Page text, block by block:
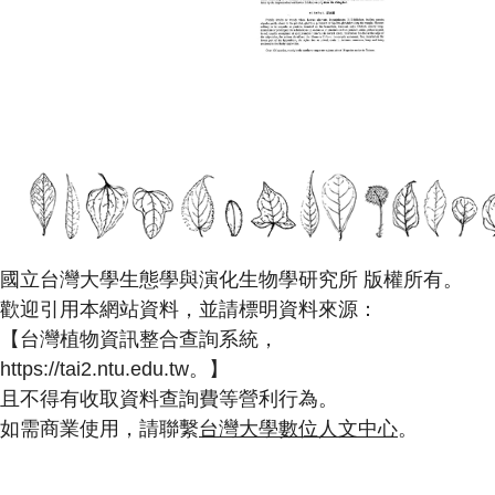
國立台灣大學生態學與演化生物學研究所 版權所有。
歡迎引用本網站資料，並請標明資料來源：
【台灣植物資訊整合查詢系統，
https://tai2.ntu.edu.tw。】
且不得有收取資料查詢費等營利行為。
如需商業使用，請聯繫台灣大學數位人文中心。